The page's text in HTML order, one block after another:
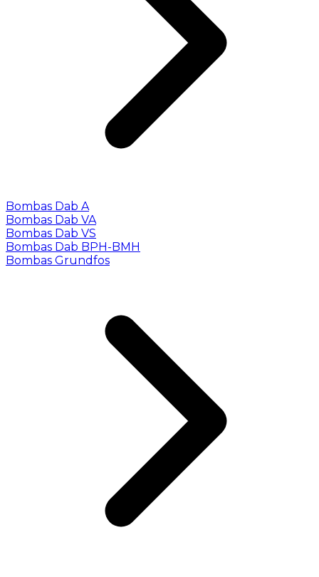
Bombas Dab A
Bombas Dab VA
Bombas Dab VS
Bombas Dab BPH-BMH
Bombas Grundfos